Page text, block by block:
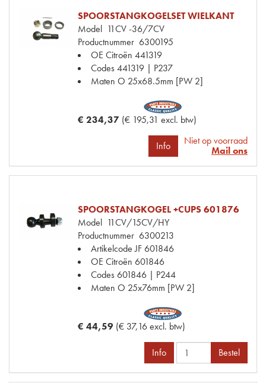
SPOORSTANGKOGELSET WIELKANT
Model 11CV -36/7CV
Productnummer 6300195
OE Citroën 441319
Codes441319 | P237
Maten O 25x68.5mm [PW 2]
€ 234,37 (€ 195,31 excl. btw)
Info
Niet op voorraad
Mail ons
SPOORSTANGKOGEL +CUPS 601876
Model 11CV/15CV/HY
Productnummer 6300213
Artikelcode JF 601846
OE Citroën 601846
Codes 601846 | P244
Maten O 25x76mm [PW 2]
€ 44,59 (€ 37,16 excl. btw)
Info Bestel